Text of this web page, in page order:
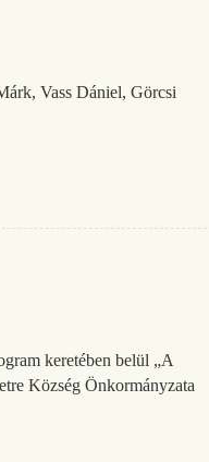
Vass Dániel, Görcsi
keretében belül „A
Község Önkormányzata